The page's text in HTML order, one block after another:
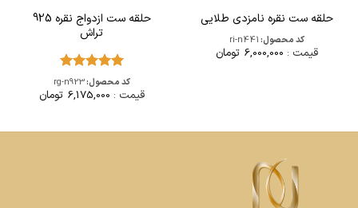
حلقه ست نقره نامزدی طلایی
کد محصول:ri-n441
قیمت : 6,000,000 تومان
حلقه ست ازدواج نقره 925
تراش
امتیاز5از
5
کد محصول:rg-n923
قیمت : 6,175,000 تومان